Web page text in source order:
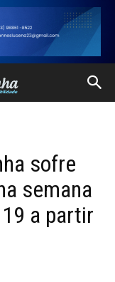
sofre
semana
a partir